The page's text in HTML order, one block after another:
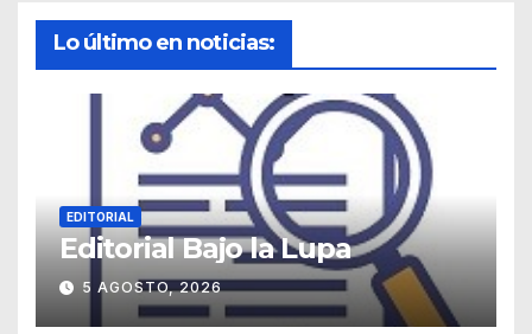
Lo último en noticias:
EDITORIAL
Editorial Bajo la Lupa
5 AGOSTO, 2026